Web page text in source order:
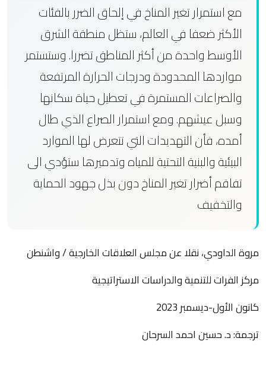
مع استمرار تغير المناخ في إلحاق الضرر بالفئات
الأكثر ضعفا في العالم، ستظل منطقة الشرق
الأوسط واحدة من أكثر المناطق تضررا. وستستمر
مواردها المحدودة ودرجات الحرارة المرتفعة
والصراعات المستمرة في تعطيل حياة سكانها
وسبل عيشهم. ومع استمرار الصراع الذي طال
أمده، فأن التهديدات التي تتعرض لها الموارد
البيئية والبنية التحتية للمياه وتدميرها ستؤدي الى
تفاقم أضرار تغير المناخ دون بذل جهود الحماية
والتخفيف
مروة الداودي، نقلا عن مجلس العلاقات الخارجية / واشنطن
مركز الفرات للتنمية والدراسات الاستراتيجية
كانون الأول-ديسمبر 2023
ترجمة: د. حسين احمد السرحان